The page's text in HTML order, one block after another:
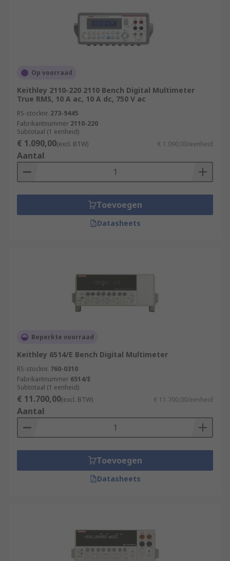
Op voorraad
Keithley 2110-220 2110 Bench Digital Multimeter
True RMS, 10 A ac, 10 A dc, 750 V ac
RS-stocknr. 273-9445
Fabrikantnummer 2110-220
Subtotaal (1 eenheid)
€ 1.090,00(excl. BTW) € 1.090,00/eenheid
Aantal
Toevoegen
Datasheets
Beperkte voorraad
Keithley 6514/E Bench Digital Multimeter
RS-stocknr. 760-0310
Fabrikantnummer 6514/E
Subtotaal (1 eenheid)
€ 11.700,00(excl. BTW) € 11.700,00/eenheid
Aantal
Toevoegen
Datasheets